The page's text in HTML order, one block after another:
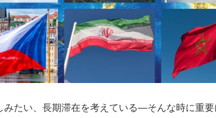
みたい、長期滞在を考えている—そんな時に重